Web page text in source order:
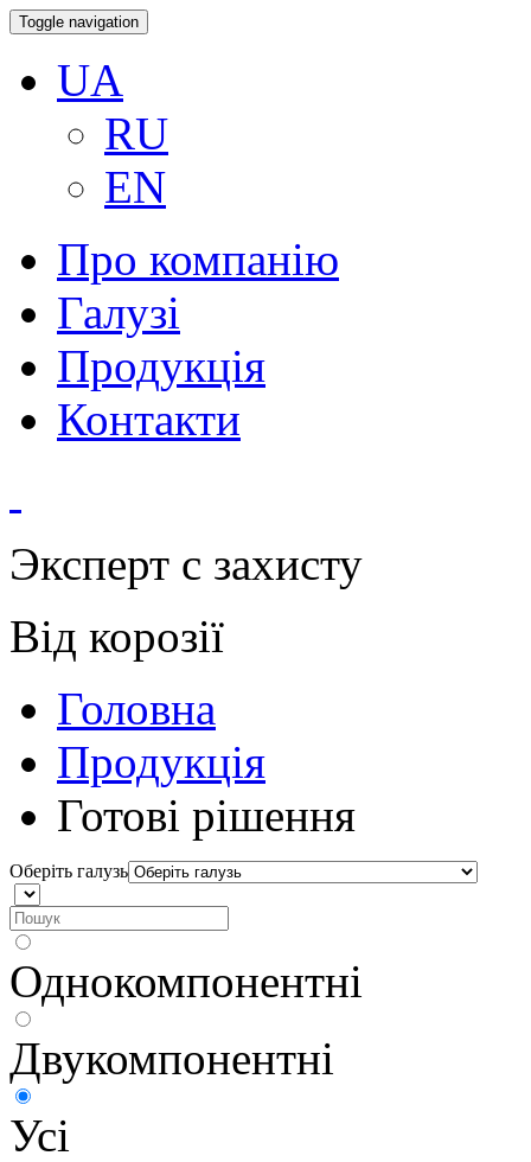
Toggle navigation
UA
RU
EN
Про компанію
Галузі
Продукція
Контакти
Эксперт с захисту
Вiд корозiї
Головна
Продукція
Готові рішення
Оберіть галузь
Однокомпонентні
Двукомпонентні
Усі